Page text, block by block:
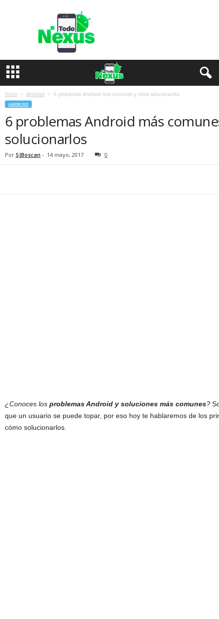
e
Inicio Android 6 problemas Android más comunes y cómo solucionarlos
ANDROID
6 problemas Android más
solucionarlos
Por SJBoscan - 14 mayo, 2017 0
¿Conoces los problemas Android y soluciones más comunes?
que un usuario se puede topar, por eso hoy te hablaremos de los
cómo solucionarlos.